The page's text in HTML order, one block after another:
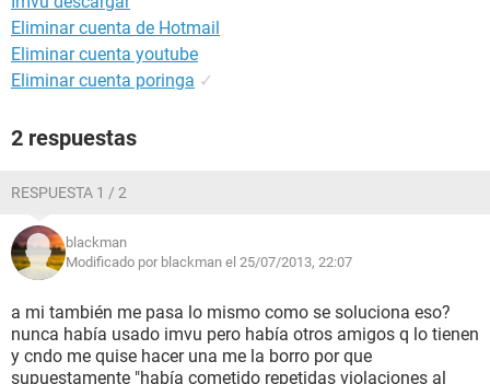
Eliminar cuenta de Hotmail
Eliminar cuenta youtube
Eliminar cuenta poringa ✓
2 respuestas
RESPUESTA 1 / 2
blackman
Modificado por blackman el 25/07/2013, 22:07
a mi también me pasa lo mismo como se soluciona eso?
nunca había usado imvu pero había otros amigos q lo tienen
y cndo me quise hacer una me la borro por que
supuestamente "había cometido repetidas violaciones al